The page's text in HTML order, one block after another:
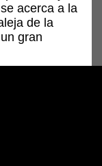
acerca a la
de la
gran